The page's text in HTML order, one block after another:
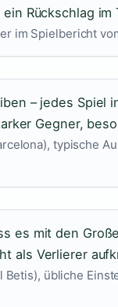
Rückschlag im
im Spielbericht
– jedes Spiel
Gegner,
typische
es mit den
als Verlierer
Betis), übliche